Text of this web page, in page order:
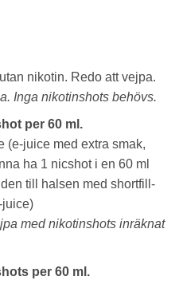
nikotin. Redo att vejpa.
Inga nikotinshots behövs.
per 60 ml.
(e-juice med extra smak,
ha 1 nicshot i en 60 ml
till halsen med shortfill-
juice)
med nikotinshots inräknat
per 60 ml.